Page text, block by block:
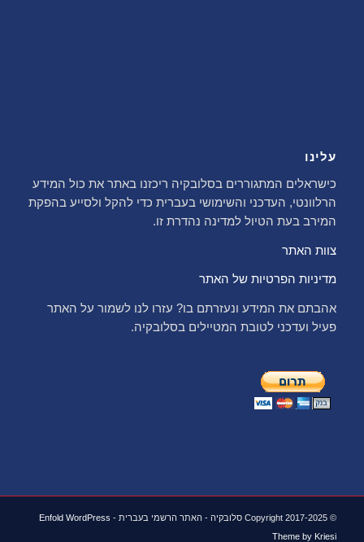
עלינו
כישראלים המתגוררים בסלובקיה ריכזנו באתר את כול המידע
הרלוונטי, העדכני והשימושי בעברית כדי להקל ולסייע בהפקת
המירב בעת הטיול למדינה נהדרת זו.
צוות האתר
מדיניות הפרטיות של האתר
אהבתם את המידע ונעזרתם בו? עזרו לנו לשמור על האתר
פעיל ועדכני לטובת המטיילים בסלובקיה.
© Copyright 2017-2025 סלובקיה - האתר הרשמי בעברית -
Enfold WordPress
Theme by Kriesi